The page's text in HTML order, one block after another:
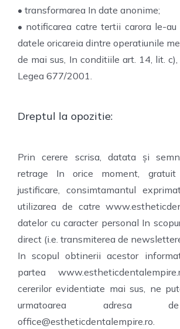
• transformarea In date anonime;
• notificarea catre tertii carora le-
datele oricareia dintre operatiunile
de mai sus, In conditiile art. 14, lit.
Legea 677/2001.
Dreptul la opozitie:
Prin cerere scrisa, datata și
retrage In orice moment,
justificare, consimtamantul
utilizarea de catre
datelor cu caracter personal In
direct (i.e. transmiterea de
In scopul obtinerii acestor
partea
cererilor evidentiate mai sus, ne
urmatoarea adresa
office@estheticdentalempire.ro.